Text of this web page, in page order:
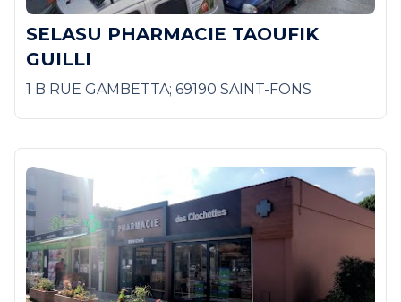
SELASU PHARMACIE TAOUFIK
GUILLI
1 B RUE GAMBETTA; 69190 SAINT-FONS